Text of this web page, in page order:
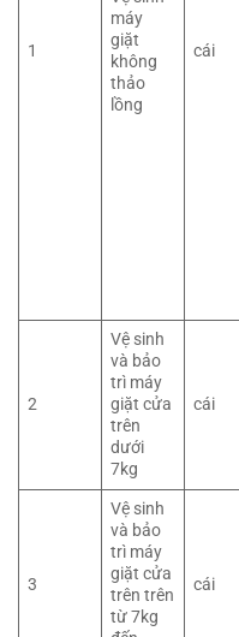
1
máy
giặt
không
thảo
lồng
cái
2
Vệ sinh
và bảo
trì máy
giặt cửa
trên
dưới
7kg
cái
3
Vệ sinh
và bảo
trì máy
giặt cửa
trên trên
từ 7kg
cái